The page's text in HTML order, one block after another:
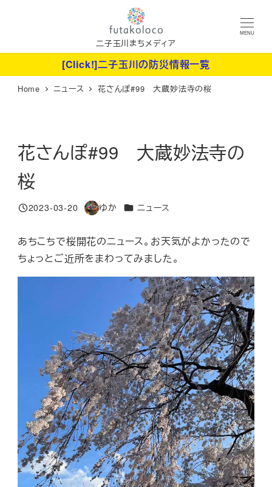
ン
二子玉川まちメディア
MENU
[Click!]二子玉川の防災情報一覧
Home ニュース 花さんぽ#99 大蔵妙法寺の桜
花さんぽ#99 大蔵妙法寺の
桜
投稿日
2023-03-20
著
ゆか カテゴリー
ニュース
あちこちで桜開花のニュース。お天気がよかったので
ちょっとご近所をまわってみました。